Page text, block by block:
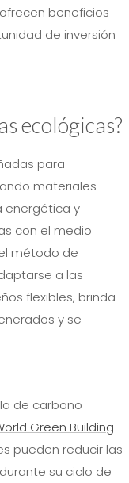
beneficios
de inversión
ecológicas?
para
materiales
energética y
con el medio
método de
a las
flexibles, brinda
y se
de carbono
Green Building
pueden reducir las
su ciclo de